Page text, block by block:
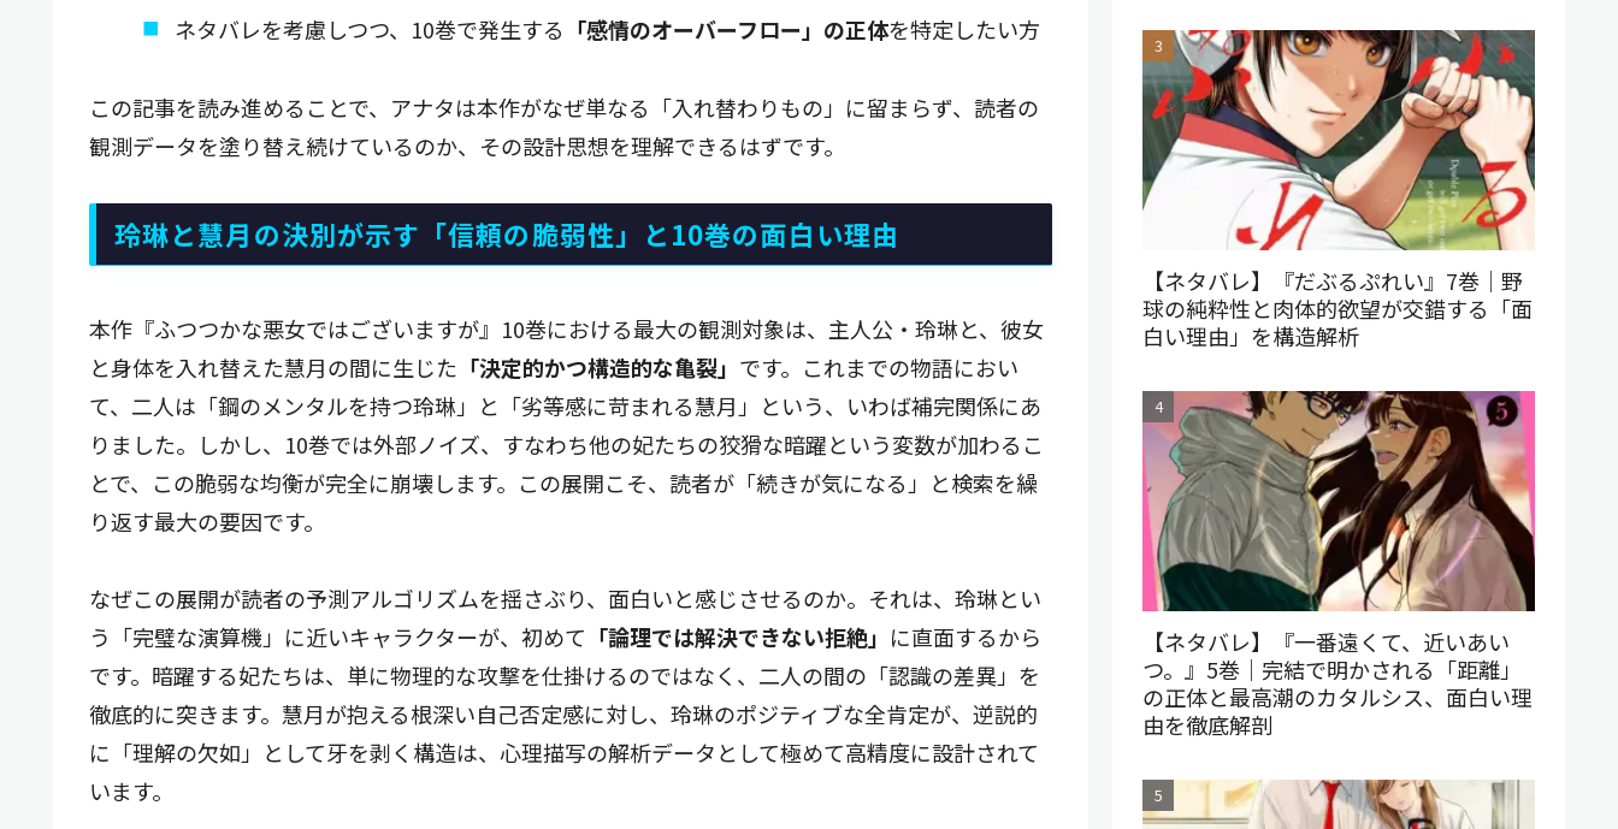
ネタバレを考慮しつつ、10巻で発生する 「感情のオーバーフロー」の正体を特定したい方
この記事を読み進めることで、アナタは本作がなぜ単なる「入れ替わりもの」に留まらず、読者の
観測データを塗り替え続けているのか、その設計思想を理解できるはずです。
玲琳と慧月の決別が示す「信頼の脆弱性」と10巻の面白い理由
本作『ふつつかな悪女ではございますが』10巻における最大の観測対象は、主人公・玲琳と、彼女
と身体を入れ替えた慧月の間に生じた 「決定的かつ構造的な亀裂」 です。これまでの物語におい
て、二人は「鋼のメンタルを持つ玲琳」と「劣等感に苛まれる慧月」という、いわば補完関係にあ
りました。しかし、10巻では外部ノイズ、すなわち他の妃たちの狡猾な暗躍という変数が加わるこ
とで、この脆弱な均衡が完全に崩壊します。この展開こそ、読者が「続きが気になる」と検索を繰
り返す最大の要因です。
なぜこの展開が読者の予測アルゴリズムを揺さぶり、面白いと感じさせるのか。それは、玲琳とい
う「完璧な演算機」に近いキャラクターが、初めて 「論理では解決できない拒絶」 に直面するから
です。暗躍する妃たちは、単に物理的な攻撃を仕掛けるのではなく、二人の間の「認識の差異」を
徹底的に突きます。慧月が抱える根深い自己否定感に対し、玲琳のポジティブな全肯定が、逆説的
に「理解の欠如」として牙を剥く構造は、心理描写の解析データとして極めて高精度に設計されて
います。
【ネタバレ】『だぶるぷれい』7巻｜野
球の純粋性と肉体的欲望が交錯する「面
白い理由」を構造解析
【ネタバレ】『一番遠くて、近いあい
つ。』5巻｜完結で明かされる「距離」
の正体と最高潮のカタルシス、面白い理
由を徹底解剖